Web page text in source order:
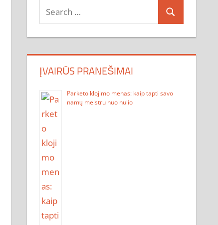
Search
for:
Search
ĮVAIRŪS PRANEŠIMAI
Parketo klojimo menas: kaip tapti savo
namų meistru nuo nulio